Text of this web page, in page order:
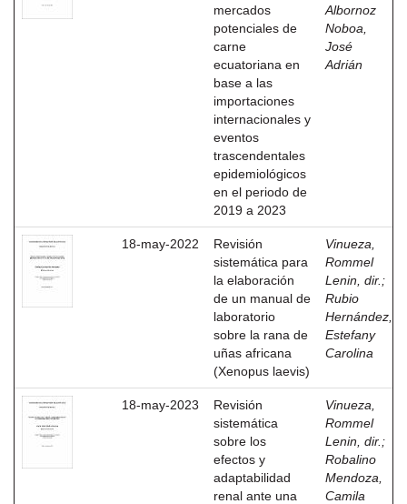
mercados
potenciales de
carne
ecuatoriana en
base a las
importaciones
internacionales y
eventos
trascendentales
epidemiológicos
en el periodo de
2019 a 2023
Albornoz
Noboa,
José
Adrián
18-may-2022
Revisión
sistemática para
la elaboración
de un manual de
laboratorio
sobre la rana de
uñas africana
(Xenopus laevis)
Vinueza,
Rommel
Lenin, dir. ;
Rubio
Hernández,
Estefany
Carolina
18-may-2023
Revisión
sistemática
sobre los
efectos y
adaptabilidad
renal ante una
Vinueza,
Rommel
Lenin, dir. ;
Robalino
Mendoza,
Camila